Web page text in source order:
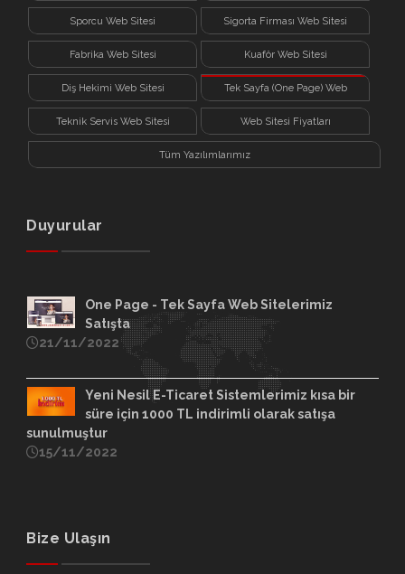
Sporcu Web Sitesi Sigorta Firması Web Sitesi
Fabrika Web Sitesi Kuaför Web Sitesi
Diş Hekimi Web Sitesi Tek Sayfa (One Page) Web
Sitesi
Teknik Servis Web Sitesi Web Sitesi Fiyatları
Tüm Yazılımlarımız
Duyurular
One Page - Tek Sayfa Web Sitelerimiz
Satışta
21/11/2022
Yeni Nesil E-Ticaret Sistemlerimiz kısa bir
süre için 1000 TL indirimli olarak satışa
sunulmuştur
15/11/2022
Bize Ulaşın